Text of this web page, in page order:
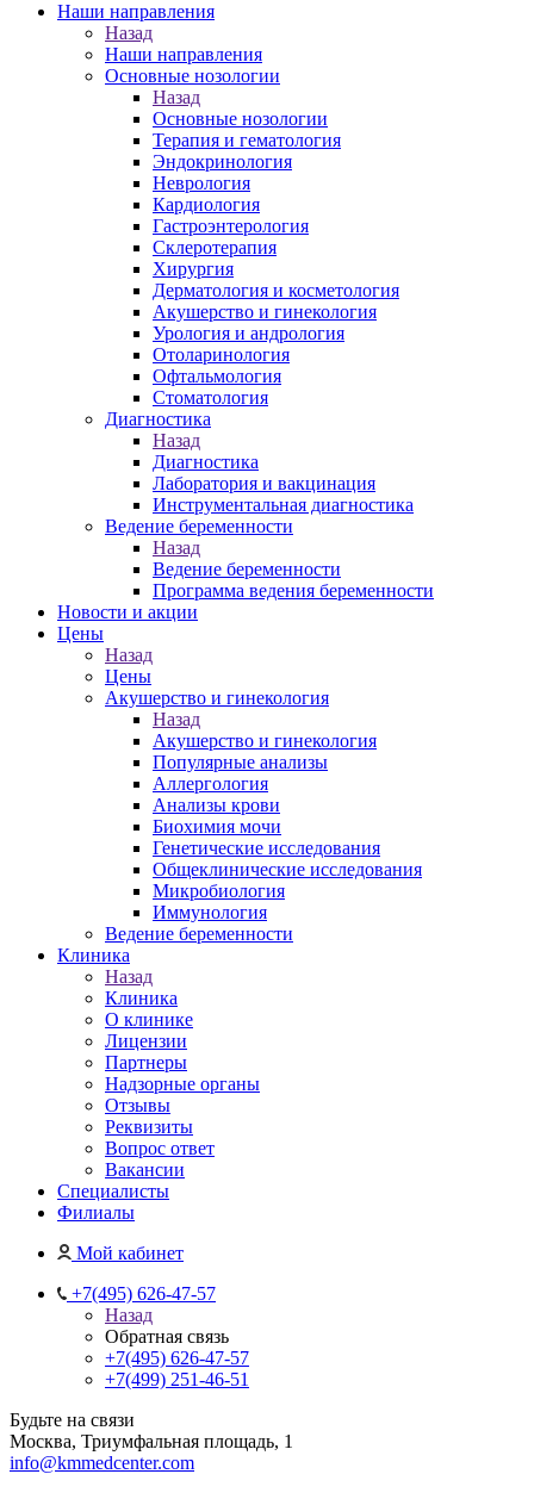
Наши направления
Назад
Наши направления
Основные нозологии
Назад
Основные нозологии
Терапия и гематология
Эндокринология
Неврология
Кардиология
Гастроэнтерология
Склеротерапия
Хирургия
Дерматология и косметология
Акушерство и гинекология
Урология и андрология
Отоларинология
Офтальмология
Стоматология
Диагностика
Назад
Диагностика
Лаборатория и вакцинация
Инструментальная диагностика
Ведение беременности
Назад
Ведение беременности
Программа ведения беременности
Новости и акции
Цены
Назад
Цены
Акушерство и гинекология
Назад
Акушерство и гинекология
Популярные анализы
Аллергология
Анализы крови
Биохимия мочи
Генетические исследования
Общеклинические исследования
Микробиология
Иммунология
Ведение беременности
Клиника
Назад
Клиника
О клинике
Лицензии
Партнеры
Надзорные органы
Отзывы
Реквизиты
Вопрос ответ
Вакансии
Специалисты
Филиалы
Мой кабинет
+7(495) 626-47-57
Назад
Обратная связь
+7(495) 626-47-57
+7(499) 251-46-51
Будьте на связи
Москва, Триумфальная площадь, 1
info@kmmedcenter.com